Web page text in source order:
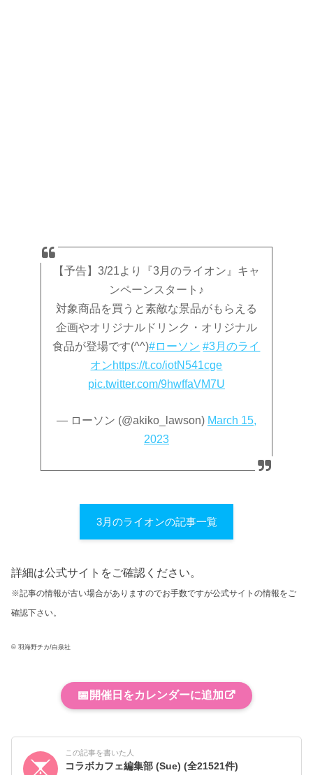
【予告】3/21より『3月のライオン』キャ
ンペーンスタート♪
対象商品を買うと素敵な景品がもらえる
企画やオリジナルドリンク・オリジナル
食品が登場です(^^)#ローソン #3月のライ
オンhttps://t.co/iotN541cge
pic.twitter.com/9hwffaVM7U
— ローソン (@akiko_lawson) March 15,
2023
3月のライオンの記事一覧
詳細は公式サイトをご確認ください。
※記事の情報が古い場合がありますのでお手数ですが公式サイトの情報をご
確認下さい。
© 羽海野チカ/白泉社
📅 開催日をカレンダーに追加
この記事を書いた人
コラボカフェ編集部 (Sue)(全21521件)